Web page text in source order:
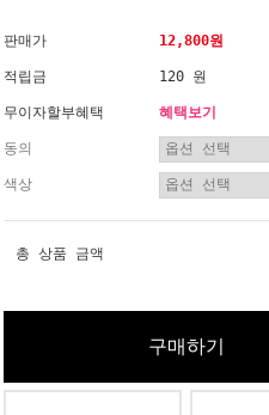
판매가 12,800원
적립금 120 원
무이자할부혜택 혜택보기
동의
색상
총 상품 금액
구매하기